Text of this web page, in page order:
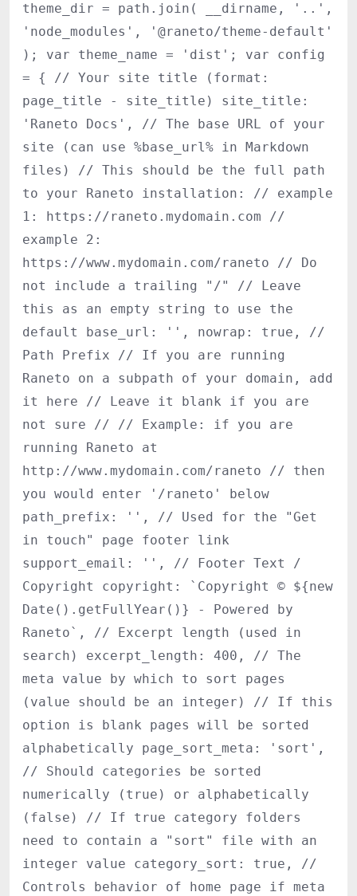
theme_dir = path.join( __dirname, '..',
'node_modules', '@raneto/theme-default'
); var theme_name = 'dist'; var config
= { // Your site title (format:
page_title - site_title) site_title:
'Raneto Docs', // The base URL of your
site (can use %base_url% in Markdown
files) // This should be the full path
to your Raneto installation: // example
1: https://raneto.mydomain.com //
example 2:
https://www.mydomain.com/raneto // Do
not include a trailing "/" // Leave
this as an empty string to use the
default base_url: '', nowrap: true, //
Path Prefix // If you are running
Raneto on a subpath of your domain, add
it here // Leave it blank if you are
not sure // // Example: if you are
running Raneto at
http://www.mydomain.com/raneto // then
you would enter '/raneto' below
path_prefix: '', // Used for the "Get
in touch" page footer link
support_email: '', // Footer Text /
Copyright copyright: `Copyright © ${new
Date().getFullYear()} - Powered by
Raneto`, // Excerpt length (used in
search) excerpt_length: 400, // The
meta value by which to sort pages
(value should be an integer) // If this
option is blank pages will be sorted
alphabetically page_sort_meta: 'sort',
// Should categories be sorted
numerically (true) or alphabetically
(false) // If true category folders
need to contain a "sort" file with an
integer value category_sort: true, //
Controls behavior of home page if meta